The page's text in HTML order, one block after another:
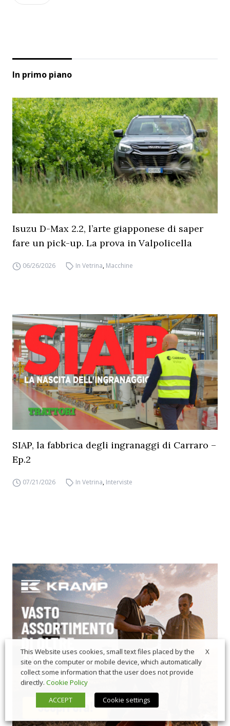
In primo piano
Isuzu D-Max 2.2, l’arte giapponese di saper
fare un pick-up. La prova in Valpolicella
06/26/2026 In Vetrina, Macchine
SIAP, la fabbrica degli ingranaggi di Carraro –
Ep.2
07/21/2026 In Vetrina, Interviste
X
This Website uses cookies, small text files placed by the
site on the computer or mobile device, which automatically
collect some information that the user does not provide
directly. Cookie Policy
ACCEPT
Cookie settings